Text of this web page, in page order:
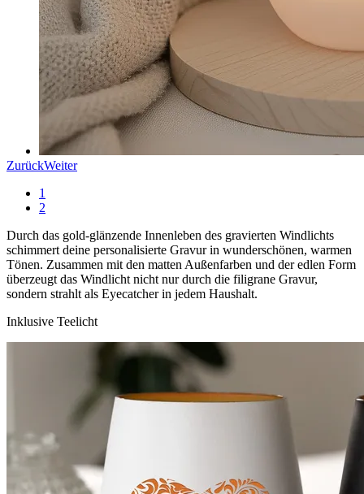
ZurückWeiter
1
2
Durch das gold-glänzende Innenleben des gravierten Windlichts
schimmert deine personalisierte Gravur in wunderschönen, warmen
Tönen. Zusammen mit den matten Außenfarben und der edlen Form
überzeugt das Windlicht nicht nur durch die filigrane Gravur,
sondern strahlt als Eyecatcher in jedem Haushalt.
Inklusive Teelicht